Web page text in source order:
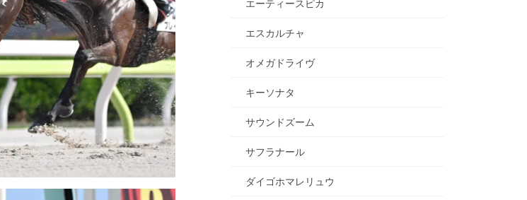
エーティースピカ
エスカルチャ
オメガドライヴ
キーソナタ
サウンドズーム
サフラナール
ダイゴホマレリュウ